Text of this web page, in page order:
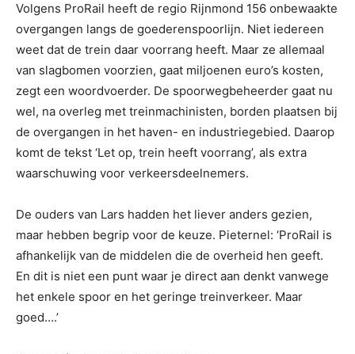
Volgens ProRail heeft de regio Rijnmond 156 onbewaakte
overgangen langs de goederenspoorlijn. Niet iedereen
weet dat de trein daar voorrang heeft. Maar ze allemaal
van slagbomen voorzien, gaat miljoenen euro’s kosten,
zegt een woordvoerder. De spoorwegbeheerder gaat nu
wel, na overleg met treinmachinisten, borden plaatsen bij
de overgangen in het haven- en industriegebied. Daarop
komt de tekst ‘Let op, trein heeft voorrang’, als extra
waarschuwing voor verkeersdeelnemers.
De ouders van Lars hadden het liever anders gezien,
maar hebben begrip voor de keuze. Pieternel: ‘ProRail is
afhankelijk van de middelen die de overheid hen geeft.
En dit is niet een punt waar je direct aan denkt vanwege
het enkele spoor en het geringe treinverkeer. Maar
goed….’